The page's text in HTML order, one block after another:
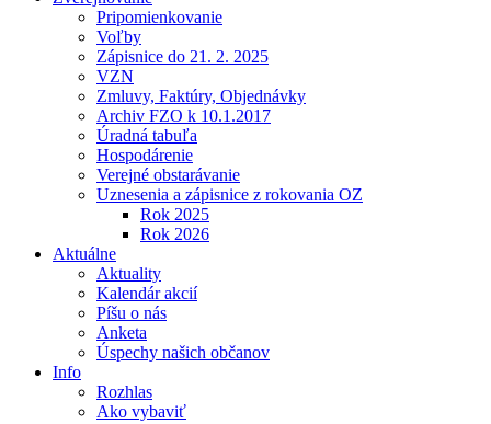
Pripomienkovanie
Voľby
Zápisnice do 21. 2. 2025
VZN
Zmluvy, Faktúry, Objednávky
Archiv FZO k 10.1.2017
Úradná tabuľa
Hospodárenie
Verejné obstarávanie
Uznesenia a zápisnice z rokovania OZ
Rok 2025
Rok 2026
Aktuálne
Aktuality
Kalendár akcií
Píšu o nás
Anketa
Úspechy našich občanov
Info
Rozhlas
Ako vybaviť